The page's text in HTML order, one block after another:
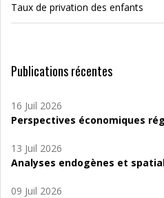
Taux de privation des enfants
Publications récentes
16 Juil 2026
Perspectives économiques
13 Juil 2026
Analyses endogènes et
09 Juil 2026